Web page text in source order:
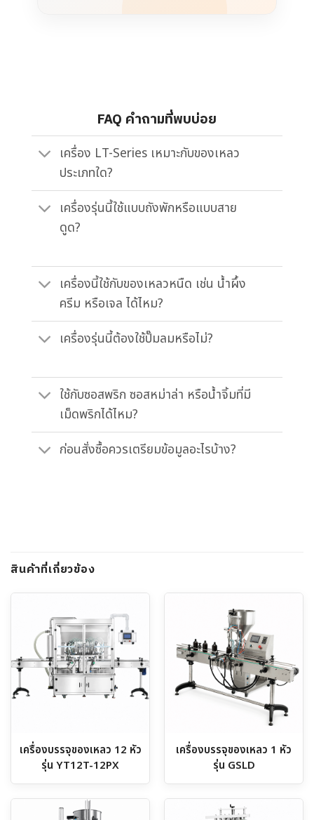
FAQ คำถามที่พบบ่อย
เครื่อง LT-Series เหมาะกับของเหลว
ประเภทใด?
เครื่องรุ่นนี้ใช้แบบถังพักหรือแบบสาย
ดูด?
เครื่องนี้ใช้กับของเหลวหนืด เช่น น้ำผึ้ง
ครีม หรือเจล ได้ไหม?
เครื่องรุ่นนี้ต้องใช้ปั๊มลมหรือไม่?
ใช้กับซอสพริก ซอสหม่าล่า หรือน้ำจิ้มที่มี
เม็ดพริกได้ไหม?
ก่อนสั่งซื้อควรเตรียมข้อมูลอะไรบ้าง?
สินค้าที่เกี่ยวข้อง
เครื่องบรรจุของเหลว 12 หัว
รุ่น YT12T-12PX
เครื่องบรรจุของเหลว 1 หัว
รุ่น GSLD